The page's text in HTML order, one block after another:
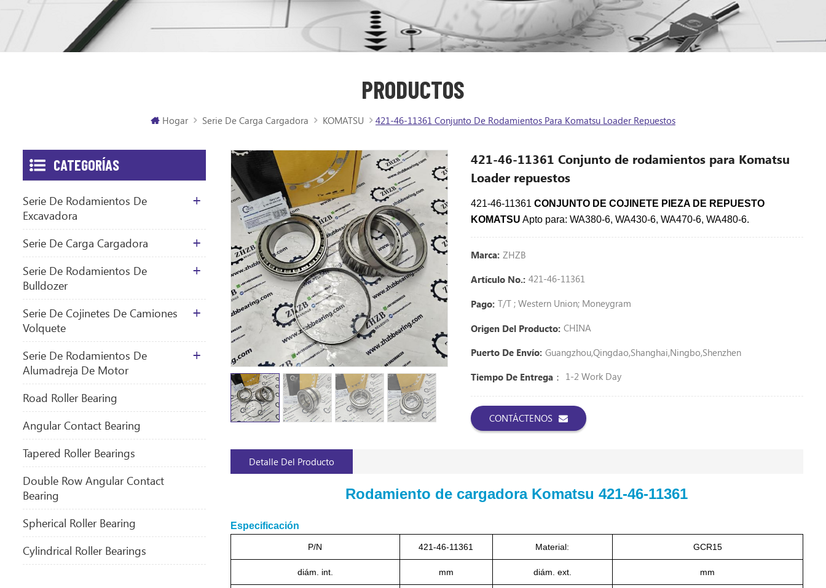
PRODUCTOS
Hogar Serie De Carga Cargadora KOMATSU 421-46-11361 Conjunto De Rodamientos Para Komatsu Loader Repuestos
421-46-11361 Conjunto de rodamientos para Komatsu
Loader repuestos
421-46-11361CONJUNTO DE COJINETE PIEZA DE REPUESTO
KOMATSU Apto para: WA380-6, WA430-6, WA470-6, WA480-6.
Marca: ZHZB
Artículo No.: 421-46-11361
Pago: T/T ; Western Union; Moneygram
Origen Del Producto: CHINA
Puerto De Envío: Guangzhou,Qingdao,Shanghai,Ningbo,Shenzhen
Tiempo De Entrega： 1-2 Work Day
CONTÁCTENOS
Detalle Del Producto
Rodamiento de cargadora Komatsu 421-46-11361
Especificación
P/N 421-46-11361 Material: GCR15
diám. int. mm diám. ext. mm
CATEGORÍAS
Serie De Rodamientos De
Excavadora
Serie De Carga Cargadora
Serie De Rodamientos De
Bulldozer
Serie De Cojinetes De Camiones
Volquete
Serie De Rodamientos De
Alumadreja De Motor
​Road Roller Bearing
Angular Contact Bearing
Tapered Roller Bearings
Double Row Angular Contact
Bearing
Spherical Roller Bearing
Cylindrical Roller Bearings